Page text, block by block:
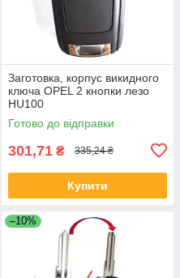
Заготовка, корпус викидного
ключа OPEL 2 кнопки лезо
HU100
Готово до відправки
301,71 ₴ 335,24 ₴
Купити
–10%